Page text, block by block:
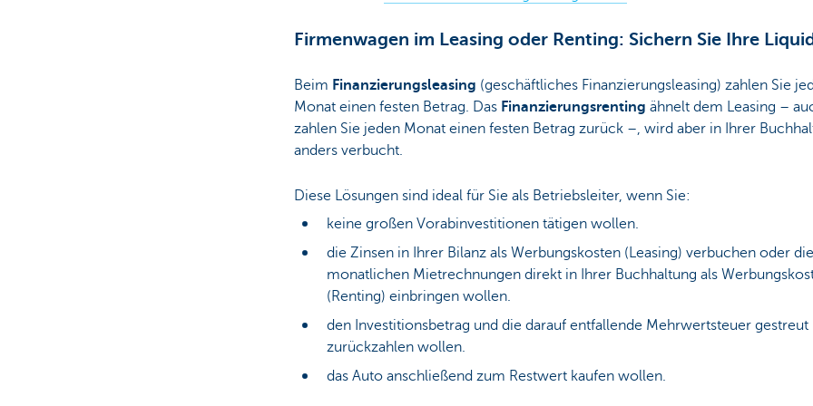
Firmenwagen im Leasing oder Renting: Sichern Sie Ihre
Beim Finanzierungsleasing (geschäftliches Finanzierungsleasing) zahlen Sie
Monat einen festen Betrag. Das Finanzierungsrenting ähnelt dem Leasing –
zahlen Sie jeden Monat einen festen Betrag zurück –, wird aber in Ihrer
anders verbucht.
Diese Lösungen sind ideal für Sie als Betriebsleiter, wenn Sie:
keine großen Vorabinvestitionen tätigen wollen.
die Zinsen in Ihrer Bilanz als Werbungskosten (Leasing) verbuchen oder die
monatlichen Mietrechnungen direkt in Ihrer Buchhaltung als
(Renting) einbringen wollen.
den Investitionsbetrag und die darauf entfallende Mehrwertsteuer gestreut
zurückzahlen wollen.
das Auto anschließend zum Restwert kaufen wollen.